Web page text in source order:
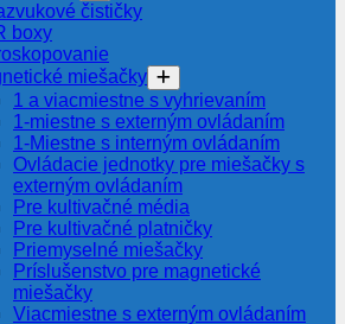
čističky
boxy
miešačky
1 a viacmiestne s vyhrievaním
1-miestne s externým ovládaním
1-Miestne s interným ovládaním
Ovládacie jednotky pre miešačky s
externým ovládaním
Pre kultivačné média
Pre kultivačné platničky
Priemyselné miešačky
Príslušenstvo pre magnetické
miešačky
Viacmiestne s externým ovládaním